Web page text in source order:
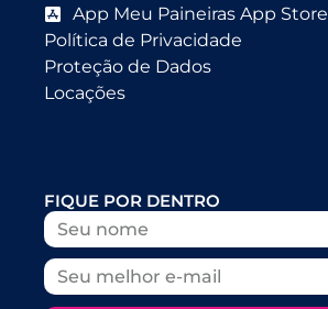
App Meu Paineiras App Store
Política de Privacidade
Proteção de Dados
Locações
FIQUE POR DENTRO